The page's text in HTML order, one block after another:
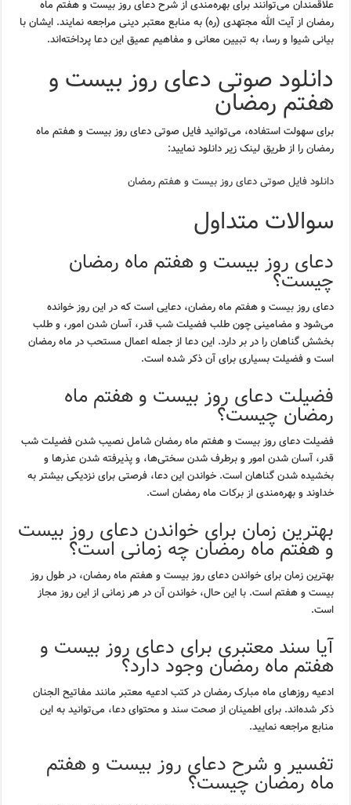
علاقمندان می‌توانند برای بهره‌مندی از شرح دعای روز بیست و هفتم ماه
رمضان از آیت الله مجتهدی (ره) به منابع معتبر دینی مراجعه نمایند. ایشان با
بیانی شیوا و رسا، به تبیین معانی و مفاهیم عمیق این دعا پرداخته‌اند.
دانلود صوتی دعای روز بیست و
هفتم رمضان
برای سهولت استفاده، می‌توانید فایل صوتی دعای روز بیست و هفتم ماه
رمضان را از طریق لینک زیر دانلود نمایید:
دانلود فایل صوتی دعای روز بیست و هفتم رمضان
سوالات متداول
دعای روز بیست و هفتم ماه رمضان
چیست؟
دعای روز بیست و هفتم ماه رمضان، دعایی است که در این روز خوانده
می‌شود و مضامینی چون طلب فضیلت شب قدر، آسان شدن امور، و طلب
بخشش گناهان را در بر دارد. این دعا از جمله اعمال مستحب در ماه رمضان
است و فضیلت بسیاری برای آن ذکر شده است.
فضیلت دعای روز بیست و هفتم ماه
رمضان چیست؟
فضیلت دعای روز بیست و هفتم ماه رمضان شامل نصیب شدن فضیلت شب
قدر، آسان شدن امور و برطرف شدن سختی‌ها، و پذیرفته شدن عذرها و
بخشیده شدن گناهان است. خواندن این دعا، فرصتی برای نزدیکی بیشتر به
خداوند و بهره‌مندی از برکات ماه رمضان است.
بهترین زمان برای خواندن دعای روز بیست
و هفتم ماه رمضان چه زمانی است؟
بهترین زمان برای خواندن دعای روز بیست و هفتم ماه رمضان، در طول روز
بیست و هفتم است. با این حال، خواندن آن در هر زمانی از این روز مجاز
است.
آیا سند معتبری برای دعای روز بیست و
هفتم ماه رمضان وجود دارد؟
ادعیه روزهای ماه مبارک رمضان در کتب ادعیه معتبر مانند مفاتیح الجنان
ذکر شده‌اند. برای اطمینان از صحت سند و محتوای دعا، می‌توانید به این
منابع مراجعه نمایید.
تفسیر و شرح دعای روز بیست و هفتم
ماه رمضان چیست؟